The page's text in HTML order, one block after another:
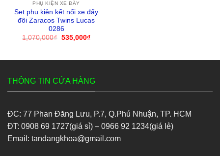
PHỤ KIỆN XE ĐẨY
Set phụ kiện kết nối xe đẩy
đôi Zaracos Twins Lucas
0286
1,070,000₫ Giá
535,000₫Giá
THÔNG TIN CỬA HÀNG
ĐC: 77 Phan Đăng Lưu, P.7, Q.Phú Nhuận, TP. HCM
ĐT: 0908 69 1727(giá sỉ) – 0966 92 1234(giá lẻ)
Email: tandangkhoa@gmail.com